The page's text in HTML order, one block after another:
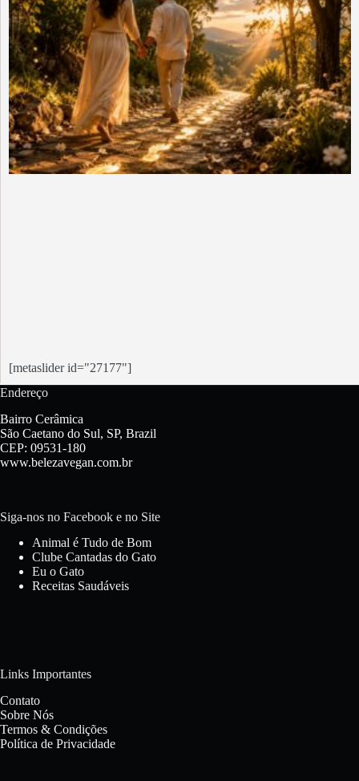
[metaslider id="27177"]
Endereço
Bairro Cerâmica
São Caetano do Sul, SP, Brazil
CEP: 09531-180
www.belezavegan.com.br
Siga-nos no Facebook e no Site
Animal é Tudo de Bom
Clube Cantadas do Gato
Eu o Gato
Receitas Saudáveis
Links Importantes
Contato
Sobre Nós
Termos & Condições
Política de Privacidade